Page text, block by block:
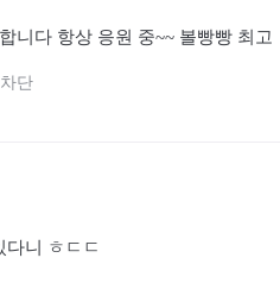
니다 항상 응원 중~~ 볼빵빵 최고
차단
다니 ㅎㄷㄷ